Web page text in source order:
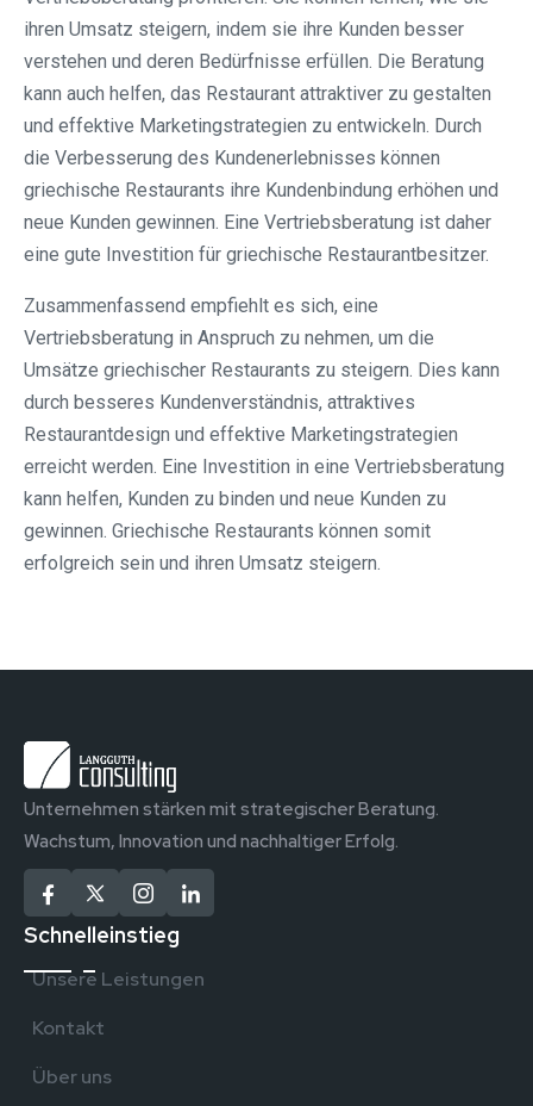
ihren Umsatz steigern, indem sie ihre Kunden besser
verstehen und deren Bedürfnisse erfüllen. Die Beratung
kann auch helfen, das Restaurant attraktiver zu gestalten
und effektive Marketingstrategien zu entwickeln. Durch
die Verbesserung des Kundenerlebnisses können
griechische Restaurants ihre Kundenbindung erhöhen und
neue Kunden gewinnen. Eine Vertriebsberatung ist daher
eine gute Investition für griechische Restaurantbesitzer.
Zusammenfassend empfiehlt es sich, eine
Vertriebsberatung in Anspruch zu nehmen, um die
Umsätze griechischer Restaurants zu steigern. Dies kann
durch besseres Kundenverständnis, attraktives
Restaurantdesign und effektive Marketingstrategien
erreicht werden. Eine Investition in eine Vertriebsberatung
kann helfen, Kunden zu binden und neue Kunden zu
gewinnen. Griechische Restaurants können somit
erfolgreich sein und ihren Umsatz steigern.
Unternehmen stärken mit strategischer Beratung.
Wachstum, Innovation und nachhaltiger Erfolg.
Schnelleinstieg
Unsere Leistungen
Kontakt
Über uns